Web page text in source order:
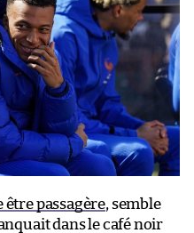
être passagère, semble
dans le café noir